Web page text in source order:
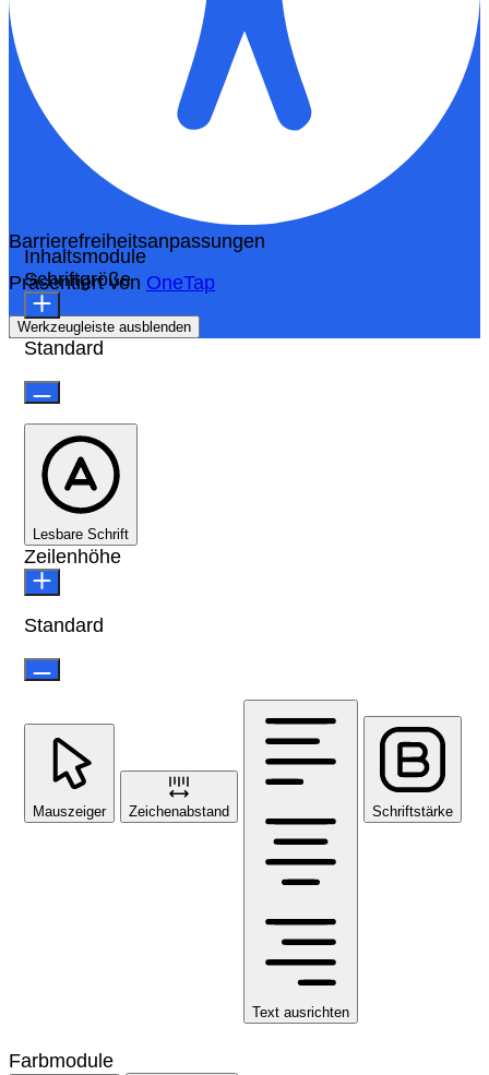
Barrierefreiheitsanpassungen
Präsentiert von OneTap
Werkzeugleiste ausblenden
Inhaltsmodule
Schriftgröße
Standard
Lesbare Schrift
Zeilenhöhe
Standard
Mauszeiger Zeichenabstand
Text ausrichten
Schriftstärke
Farbmodule